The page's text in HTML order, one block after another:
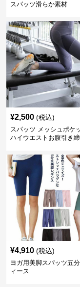
スパッツ滑らか素材
¥2,500 (税込)
スパッツ メッシュポケ
ハイウエストお腹引き
¥4,910 (税込)
ヨガ用美脚スパッツ五
ィース